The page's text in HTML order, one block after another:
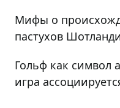
Мифы о
пастухов
Гольф как символ
игра